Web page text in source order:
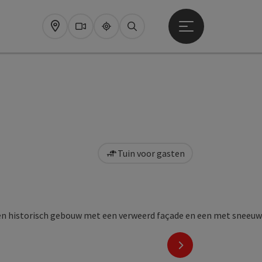
Map WebcamsUpperguide
Zoeken
Startmenu openen
nächstes Element
Tuin voor gasten